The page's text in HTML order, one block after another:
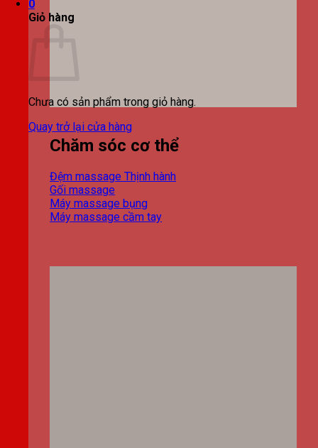
0
Giỏ hàng
Chưa có sản phẩm trong giỏ hàng.
Quay trở lại cửa hàng
Chăm sóc cơ thể
Đệm massage
Gối massage
Máy massage bụng
Máy massage cầm tay